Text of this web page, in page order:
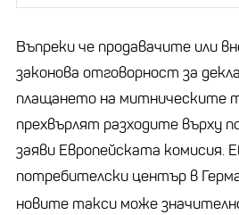
Въпреки че продавачите или
законова отговорност за
плащането на митническите
прехвърлят разходите върху
заяви Европейската комисия.
потребителски център в
новите такси може